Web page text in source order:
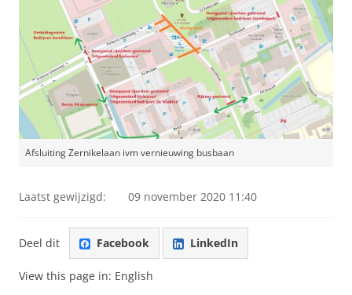
Afsluiting Zernikelaan ivm vernieuwing busbaan
Laatst gewijzigd: 09 november 2020 11:40
Deel dit Facebook LinkedIn
View this page in: English